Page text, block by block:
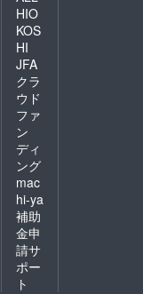
HIO
KOS
HI
JFA
クラ
ウド
ファ
ン
ディ
ング
mac
hi-ya
補助
金申
請サ
ポー
ト